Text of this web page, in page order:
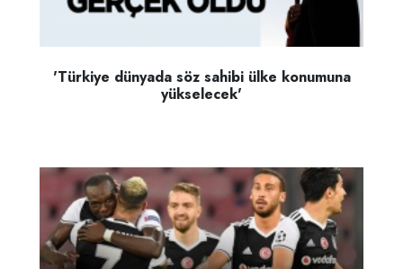
'Türkiye dünyada söz sahibi ülke konumuna
yükselecek'